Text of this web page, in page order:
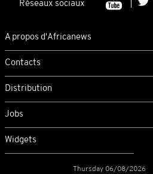
Réseaux sociaux
A propos d'Africanews
Contacts
Distribution
Jobs
Widgets
Thursday 06/08/2026